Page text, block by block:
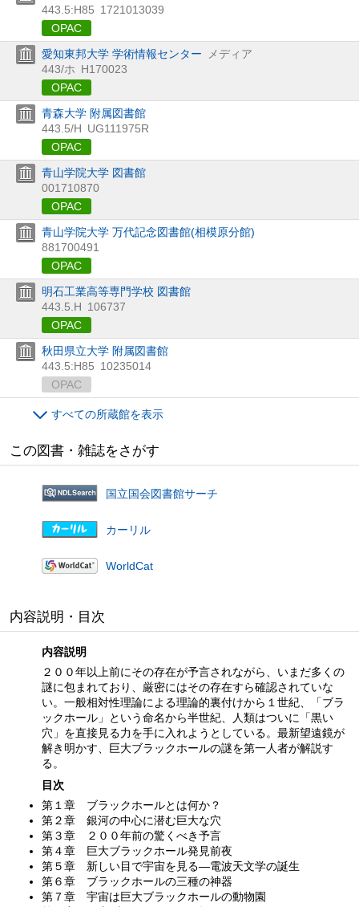
443.5:H85 1721013039
OPAC
愛知東邦大学 学術情報センター
メディア
443/ホ H170023
OPAC
青森大学 附属図書館
443.5/H UG111975R
OPAC
青山学院大学 図書館
001710870
OPAC
青山学院大学 万代記念図書館(相模原分館)
881700491
OPAC
明石工業高等専門学校 図書館
443.5.H 106737
OPAC
秋田県立大学 附属図書館
443.5:H85 10235014
OPAC
すべての所蔵館を表示
この図書・雑誌をさがす
国立国会図書館サーチ
カーリル
WorldCat
内容説明・目次
内容説明
２００年以上前にその存在が予言されながら、いまだ多くの
謎に包まれており、厳密にはその存在すら確認されていな
い。一般相対性理論による理論的裏付けから１世紀、「ブラ
ックホール」という命名から半世紀、人類はついに「黒い
穴」を直接見る力を手に入れようとしている。最新望遠鏡が
解き明かす、巨大ブラックホールの謎を第一人者が解説す
る。
目次
第１章 ブラックホールとは何か？
第２章 銀河の中心に潜む巨大な穴
第３章 ２００年前の驚くべき予言
第４章 巨大ブラックホール発見前夜
第５章 新しい目で宇宙を見る—電波天文学の誕生
第６章 ブラックホールの三種の神器
第７章 宇宙は巨大ブラックホールの動物園